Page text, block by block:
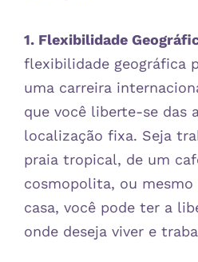
1. Flexibilidade
flexibilidade geográfica
uma carreira
que você liberte-se das
localização fixa. Seja
praia tropical, de um
cosmopolita, ou mesmo
casa, você pode ter a
onde deseja viver e